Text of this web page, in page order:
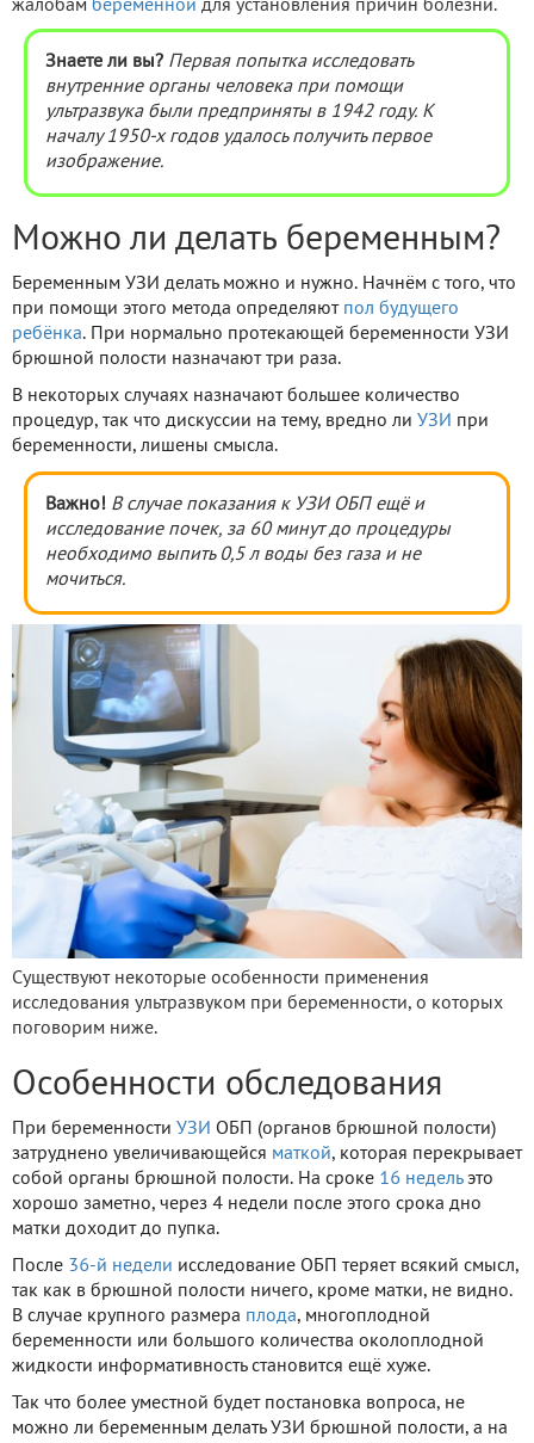
жалобам беременной для установления причин болезни.
Знаете ли вы? Первая попытка исследовать
внутренние органы человека при помощи
ультразвука были предприняты в 1942 году. К
началу 1950-х годов удалось получить первое
изображение.
Можно ли делать беременным?
Беременным УЗИ делать можно и нужно. Начнём с того, что
при помощи этого метода определяют пол будущего
ребёнка. При нормально протекающей беременности УЗИ
брюшной полости назначают три раза.
В некоторых случаях назначают большее количество
процедур, так что дискуссии на тему, вредно ли УЗИ при
беременности, лишены смысла.
Важно! В случае показания к УЗИ ОБП ещё и
исследование почек, за 60 минут до процедуры
необходимо выпить 0,5 л воды без газа и не
мочиться.
Существуют некоторые особенности применения
исследования ультразвуком при беременности, о которых
поговорим ниже.
Особенности обследования
При беременности УЗИ ОБП (органов брюшной полости)
затруднено увеличивающейся маткой, которая перекрывает
собой органы брюшной полости. На сроке 16 недель это
хорошо заметно, через 4 недели после этого срока дно
матки доходит до пупка.
После 36-й недели исследование ОБП теряет всякий смысл,
так как в брюшной полости ничего, кроме матки, не видно.
В случае крупного размера плода, многоплодной
беременности или большого количества околоплодной
жидкости информативность становится ещё хуже.
Так что более уместной будет постановка вопроса, не
можно ли беременным делать УЗИ брюшной полости, а на